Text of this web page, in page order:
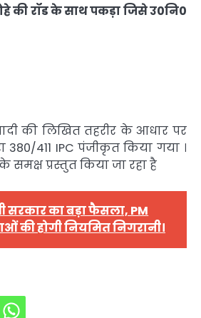
की रॉड के साथ पकड़ा जिसे उ0नि0
की लिखित तहरीर के आधार पर
380/411 IPC पंजीकृत किया गया ।
समक्ष प्रस्तुत किया जा रहा है
सरकार का बड़ा फैसला, PM
की होगी नियमित निगरानी।